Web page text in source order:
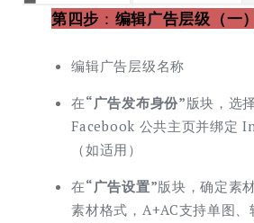
第四步 ： 编辑广告层级（一）
编辑广告层级名称
在“广告发布身份”版块，选
Facebook 公共主页并绑定
（如适用）
在“广告设置”版块，确定素
素材格式，A+AC支持单图